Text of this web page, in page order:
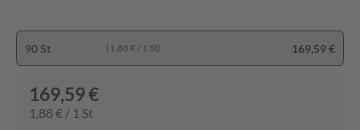
90 St (1,88 € / 1 St) 169,59 €
169,59 €
1,88 € / 1 St